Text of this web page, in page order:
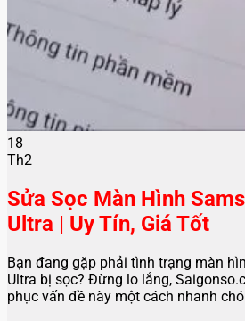
18
Th2
Sửa Sọc Màn Hình
Ultra | Uy Tín, Giá Tốt
Bạn đang gặp phải tình trạng màn
Ultra bị sọc? Đừng lo lắng,
phục vấn đề này một cách nhanh